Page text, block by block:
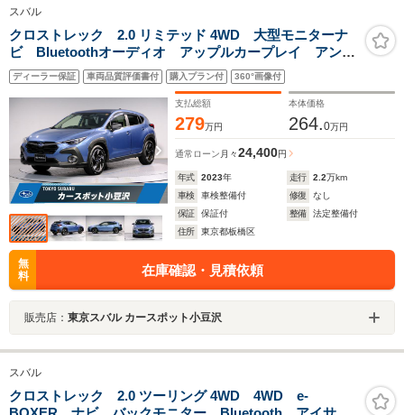
スバル
クロストレック 2.0 リミテッド 4WD 大型モニターナ
ビ Bluetoothオーディオ アップルカープレイ アンド
ロイドオート フルセグTV バックカメラ ETC ドラ
イブレコーダー 前後コーナーセンサー ワイヤレスチ
ャージ
ディーラー保証 車両品質評価書付 購入プラン付 360°画像付
支払総額
279万円
本体価格
264.0万円
通常ローン 月々24,400円
年式 2023年 走行 2.2万km
車検
車検整備付 修復
なし
保証
保証付 整備
法定整備付
住所
東京都板橋区
無
料
在庫確認・見積依頼
販売店： 東京スバル カースポット小豆沢
スバル
クロストレック 2.0 ツーリング 4WD 4WD e-